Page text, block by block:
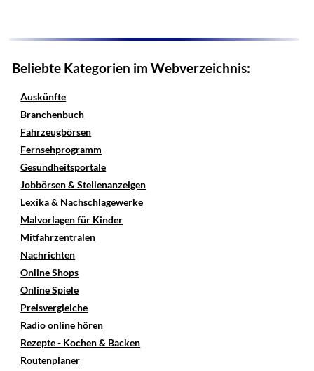
Beliebte Kategorien im Webverzeichnis:
Auskünfte
Branchenbuch
Fahrzeugbörsen
Fernsehprogramm
Gesundheitsportale
Jobbörsen & Stellenanzeigen
Lexika & Nachschlagewerke
Malvorlagen für Kinder
Mitfahrzentralen
Nachrichten
Online Shops
Online Spiele
Preisvergleiche
Radio online hören
Rezepte - Kochen & Backen
Routenplaner